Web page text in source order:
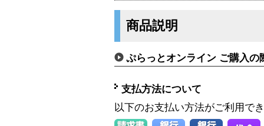
商品説明
ぷらっとオンライン ご購入の
支払方法について
以下のお支払い方法がご利用で